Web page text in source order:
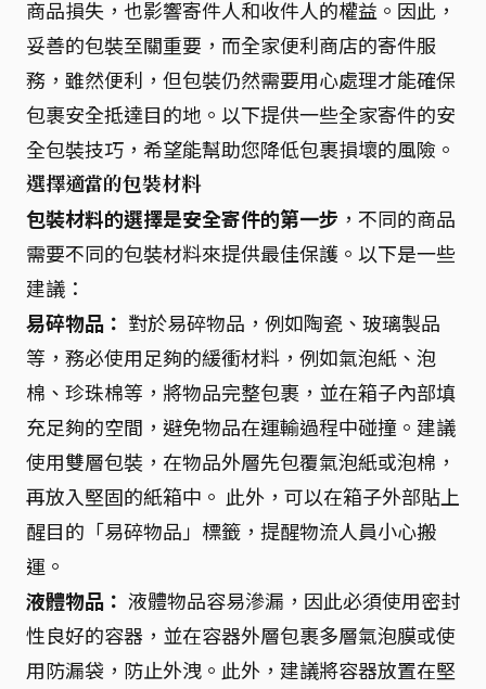
商品損失，也影響寄件人和收件人的權益。因此，
妥善的包裝至關重要，而全家便利商店的寄件服
務，雖然便利，但包裝仍然需要用心處理才能確保
包裹安全抵達目的地。以下提供一些全家寄件的安
全包裝技巧，希望能幫助您降低包裹損壞的風險。
選擇適當的包裝材料
包裝材料的選擇是安全寄件的第一步 ，不同的商品
需要不同的包裝材料來提供最佳保護。以下是一些
建議：
易碎物品： 對於易碎物品，例如陶瓷、玻璃製品
等，務必使用足夠的緩衝材料，例如氣泡紙、泡
棉、珍珠棉等，將物品完整包裹，並在箱子內部填
充足夠的空間，避免物品在運輸過程中碰撞。建議
使用雙層包裝，在物品外層先包覆氣泡紙或泡棉，
再放入堅固的紙箱中。 此外，可以在箱子外部貼上
醒目的「易碎物品」標籤，提醒物流人員小心搬
運。
液體物品： 液體物品容易滲漏，因此必須使用密封
性良好的容器，並在容器外層包裹多層氣泡膜或使
用防漏袋，防止外洩。此外，建議將容器放置在堅